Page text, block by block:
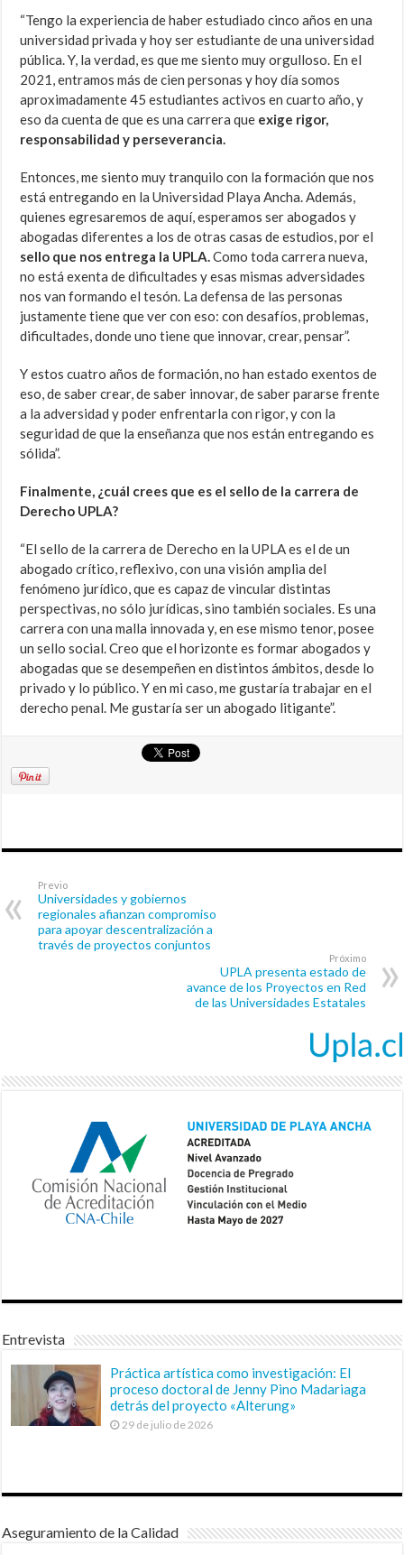
“Tengo la experiencia de haber estudiado cinco años en una
universidad privada y hoy ser estudiante de una universidad
pública. Y, la verdad, es que me siento muy orgulloso. En el
2021, entramos más de cien personas y hoy día somos
aproximadamente 45 estudiantes activos en cuarto año, y
eso da cuenta de que es una carrera que exige rigor,
responsabilidad y perseverancia.
Entonces, me siento muy tranquilo con la formación que nos
está entregando en la Universidad Playa Ancha. Además,
quienes egresaremos de aquí, esperamos ser abogados y
abogadas diferentes a los de otras casas de estudios, por el
sello que nos entrega la UPLA.Como toda carrera nueva,
no está exenta de dificultades y esas mismas adversidades
nos van formando el tesón. La defensa de las personas
justamente tiene que ver con eso: con desafíos, problemas,
dificultades, donde uno tiene que innovar, crear, pensar”.
Y estos cuatro años de formación, no han estado exentos de
eso, de saber crear, de saber innovar, de saber pararse frente
a la adversidad y poder enfrentarla con rigor, y con la
seguridad de que la enseñanza que nos están entregando es
sólida”.
Finalmente, ¿cuál crees que es el sello de la carrera de
Derecho UPLA?
“El sello de la carrera de Derecho en la UPLA es el de un
abogado crítico, reflexivo, con una visión amplia del
fenómeno jurídico, que es capaz de vincular distintas
perspectivas, no sólo jurídicas, sino también sociales. Es una
carrera con una malla innovada y, en ese mismo tenor, posee
un sello social. Creo que el horizonte es formar abogados y
abogadas que se desempeñen en distintos ámbitos, desde lo
privado y lo público. Y en mi caso, me gustaría trabajar en el
derecho penal. Me gustaría ser un abogado litigante”.
Previo
Universidades y gobiernos
regionales afianzan compromiso
para apoyar descentralización a
través de proyectos conjuntos
Próximo
UPLA presenta estado de
avance de los Proyectos en Red
de las Universidades Estatales
Entrevista
Práctica artística como investigación: El
proceso doctoral de Jenny Pino Madariaga
detrás del proyecto «Alterung»
29 de julio de 2026
Aseguramiento de la Calidad